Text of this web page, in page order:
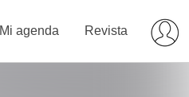
Mi agenda Revista